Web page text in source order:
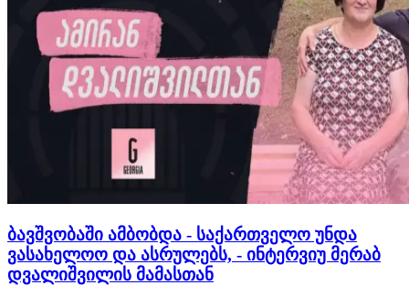
ბავშვობაში ამბობდა - საქართველო უნდა
ვასახელოო და ასრულებს, - ინტერვიუ მერაბ
დვალიშვილის მამასთან